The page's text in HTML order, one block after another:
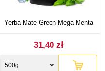
Yerba Mate Green Mega Menta
31,40 zł
500g